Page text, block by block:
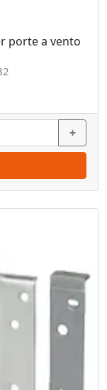
porte a vento
+